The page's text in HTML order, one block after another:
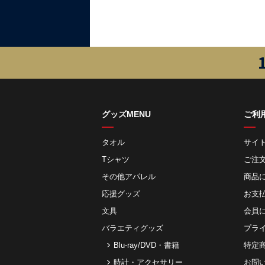
グッズMENU
タオル
Tシャツ
その他アパレル
応援グッズ
文具
バラエティグッズ
Blu-ray/DVD・書籍
時計・アクセサリー
ご利
サイ
ご注
商品
お⽀
会員
プラ
特定
お問